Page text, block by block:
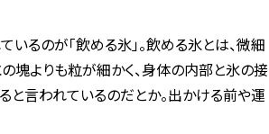
るのが「飲める氷」。飲める氷とは、微細
塊よりも粒が細かく、身体の内部と氷の接
と言われているのだとか。出かける前や運